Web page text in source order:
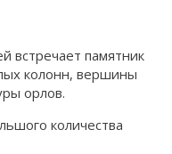
встречает памятник
колонн, вершины
орлов.
количества